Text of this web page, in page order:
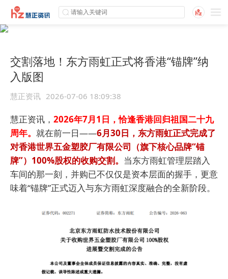
交割落地！东方雨虹正式将香港“锚牌”纳
入版图
慧正资讯 2026-07-06 18:09:38
慧正资讯， 2026年7月1日，恰逢香港回归祖国二十九
周年。 就在前一日——6月30日，东方雨虹正式完成了
对香港世界五金塑胶厂有限公司（旗下核心品牌“锚
牌”）100%股权的收购交割。 当东方雨虹管理层踏入
车间的那一刻，并购已不仅仅是资本层面的握手，更意
味着“锚牌”正式迈入与东方雨虹深度融合的全新阶段。